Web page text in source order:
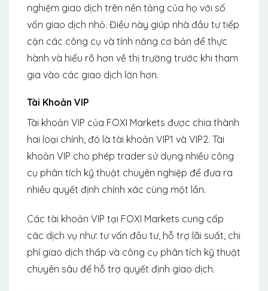
nghiệm giao dịch trên nền tảng của họ với số
vốn giao dịch nhỏ. Điều này giúp nhà đầu tư tiếp
cận các công cụ và tính năng cơ bản để thực
hành và hiểu rõ hơn về thị trường trước khi tham
gia vào các giao dịch lớn hơn.
Tài Khoản VIP
Tài khoản VIP của FOXI Markets được chia thành
hai loại chính, đó là tài khoản VIP1 và VIP2. Tài
khoản VIP cho phép trader sử dụng nhiều công
cụ phân tích kỹ thuật chuyên nghiệp để đưa ra
nhiều quyết định chính xác cùng một lần.
Các tài khoản VIP tại FOXI Markets cung cấp
các dịch vụ như: tư vấn đầu tư, hỗ trợ lãi suất, chi
phí giao dịch thấp và công cụ phân tích kỹ thuật
chuyên sâu để hỗ trợ quyết định giao dịch.